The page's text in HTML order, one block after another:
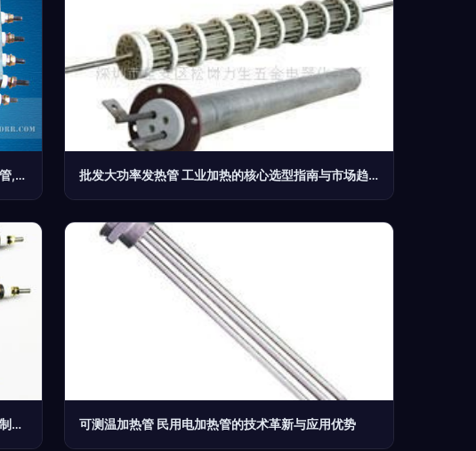
【不锈钢电热管发热管(图)】价格,厂家,图片,电热管,盐城市瑞高电热设备- 批发大功率发热管 工业加热的核心选型指南与市场趋势分析
U型加热管的特点、注意事项与襄阳戴思特非标定制服务 可测温加热管 民用电加热管的技术革新与应用优势